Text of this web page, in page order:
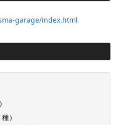
garage/index.html
）